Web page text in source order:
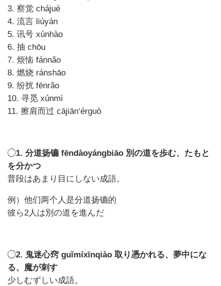
3. 察觉 chájué
4. 流言 liúyán
5. 讯号 xùnhào
6. 抽 chōu
7. 烦恼 fánnǎo
8. 燃烧 ránshāo
9. 纷扰 fēnrǎo
10. 寻觅 xúnmì
11. 擦肩而过 cājiān‘érguò
◯1. 分道扬镳 fēndàoyángbiāo 別の道を歩む、たもと
を分かつ
普段はあまり目にしない成語。
例）他们两个人是分道扬镳的
彼ら2人は別の道を進んだ
◯2. 鬼迷心窍 guǐmíxīnqiào 取り憑かれる、夢中にな
る、魔が刺す
少しむずしい成語。